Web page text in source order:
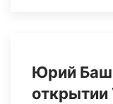
Юрий
открытии